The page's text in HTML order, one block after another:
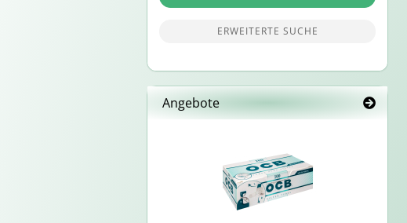
ERWEITERTE SUCHE
Angebote